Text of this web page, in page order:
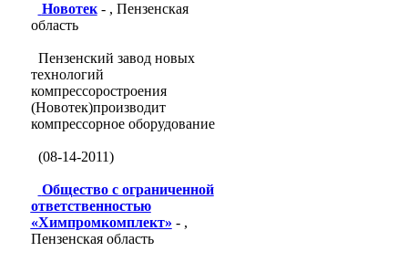
Новотек- , Пензенская
область
Пензенский завод новых
технологий
компрессоростроения
(Новотек)производит
компрессорное оборудование
(08-14-2011)
Общество с ограниченной
ответственностью
«Химпромкомплект» - ,
Пензенская область